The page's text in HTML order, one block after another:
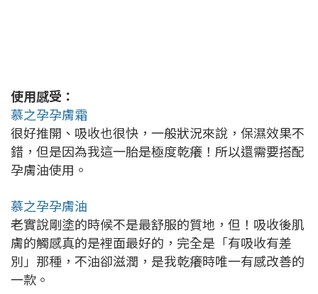
使用感受：
慕之孕孕膚霜
很好推開、吸收也很快，一般狀況來說，保濕效果不
錯，但是因為我這一胎是極度乾癢！所以還需要搭配
孕膚油使用。
慕之孕孕膚油
老實說剛塗的時候不是最舒服的質地，但！吸收後肌
膚的觸感真的是裡面最好的，完全是「有吸收有差
別」那種，不油卻滋潤，是我乾癢時唯一有感改善的
一款。